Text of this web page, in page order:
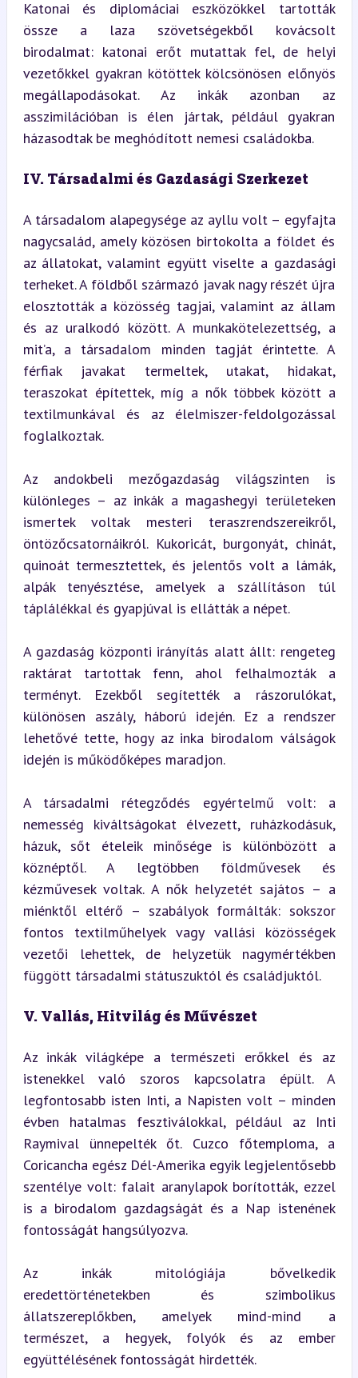
Katonai és diplomáciai eszközökkel tartották
össze a laza szövetségekből kovácsolt
birodalmat: katonai erőt mutattak fel, de helyi
vezetőkkel gyakran kötöttek kölcsönösen előnyös
megállapodásokat. Az inkák azonban az
asszimilációban is élen jártak, például gyakran
házasodtak be meghódított nemesi családokba.
IV. Társadalmi és Gazdasági Szerkezet
A társadalom alapegysége az ayllu volt – egyfajta
nagycsalád, amely közösen birtokolta a földet és
az állatokat, valamint együtt viselte a gazdasági
terheket. A földből származó javak nagy részét újra
elosztották a közösség tagjai, valamint az állam
és az uralkodó között. A munkakötelezettség, a
mit’a, a társadalom minden tagját érintette. A
férfiak javakat termeltek, utakat, hidakat,
teraszokat építettek, míg a nők többek között a
textilmunkával és az élelmiszer-feldolgozással
foglalkoztak.
Az andokbeli mezőgazdaság világszinten is
különleges – az inkák a magashegyi területeken
ismertek voltak mesteri teraszrendszereikről,
öntözőcsatornáikról. Kukoricát, burgonyát, chinát,
quinoát termesztettek, és jelentős volt a lámák,
alpák tenyésztése, amelyek a szállításon túl
táplálékkal és gyapjúval is ellátták a népet.
A gazdaság központi irányítás alatt állt: rengeteg
raktárat tartottak fenn, ahol felhalmozták a
terményt. Ezekből segítették a rászorulókat,
különösen aszály, háború idején. Ez a rendszer
lehetővé tette, hogy az inka birodalom válságok
idején is működőképes maradjon.
A társadalmi rétegződés egyértelmű volt: a
nemesség kiváltságokat élvezett, ruházkodásuk,
házuk, sőt ételeik minősége is különbözött a
köznéptől. A legtöbben földművesek és
kézművesek voltak. A nők helyzetét sajátos – a
miénktől eltérő – szabályok formálták: sokszor
fontos textilműhelyek vagy vallási közösségek
vezetői lehettek, de helyzetük nagymértékben
függött társadalmi státuszuktól és családjuktól.
V. Vallás, Hitvilág és Művészet
Az inkák világképe a természeti erőkkel és az
istenekkel való szoros kapcsolatra épült. A
legfontosabb isten Inti, a Napisten volt – minden
évben hatalmas fesztiválokkal, például az Inti
Raymival ünnepelték őt. Cuzco főtemploma, a
Coricancha egész Dél-Amerika egyik legjelentősebb
szentélye volt: falait aranylapok borították, ezzel
is a birodalom gazdagságát és a Nap istenének
fontosságát hangsúlyozva.
Az inkák mitológiája bővelkedik
eredettörténetekben és szimbolikus
állatszereplőkben, amelyek mind-mind a
természet, a hegyek, folyók és az ember
együttélésének fontosságát hirdették.